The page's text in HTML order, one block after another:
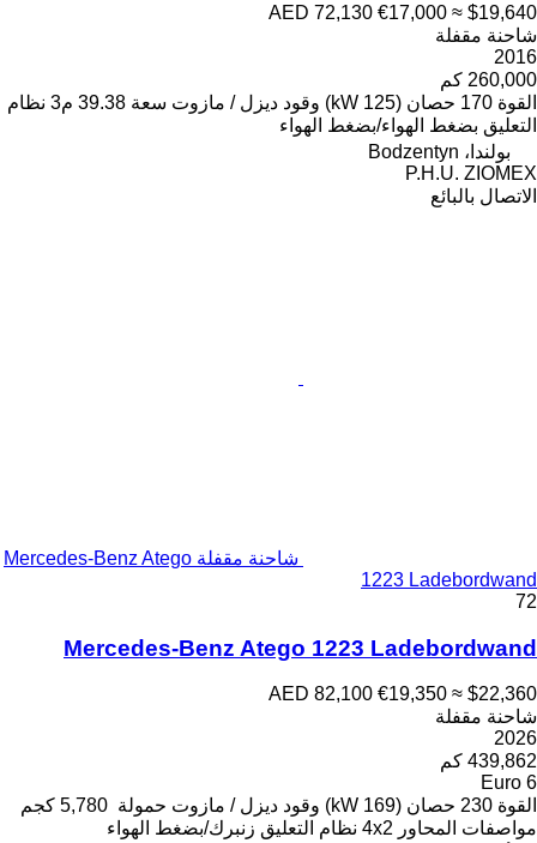
AED 72,130 €17,000 ≈ $19,640
شاحنة مقفلة
2016
260,000 كم
القوة 170 حصان (125 kW) وقود ديزل / مازوت سعة 39.38 م3
نظام
التعليق بضغط الهواء/بضغط الهواء
بولندا، Bodzentyn
P.H.U. ZIOMEX
الاتصال بالبائع
شاحنة مقفلة Mercedes-Benz Atego
1223 Ladebordwand
72
Mercedes-Benz Atego 1223 Ladebordwand
AED 82,100 €19,350 ≈ $22,360
شاحنة مقفلة
2026
439,862 كم
Euro 6
القوة 230 حصان (169 kW) وقود ديزل / مازوت حمولة 5,780 كجم
مواصفات المحاور 4x2 نظام التعليق زنبرك/بضغط الهواء